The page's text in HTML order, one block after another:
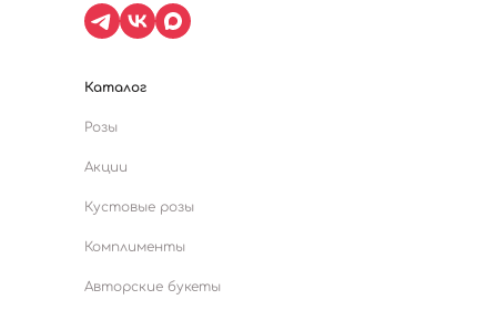
Каталог
Розы
Акции
Кустовые розы
Комплименты
Авторские букеты